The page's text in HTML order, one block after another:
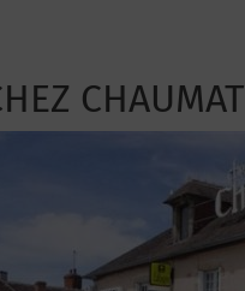
CHAUMAT